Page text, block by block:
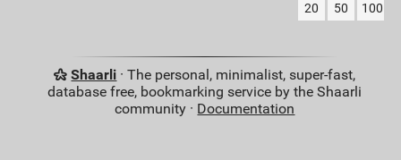
20 50 100
Shaarli · The personal, minimalist, super-fast,
database free, bookmarking service by the Shaarli
community · Documentation